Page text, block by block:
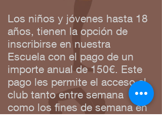
Los niños y jóvenes hasta 18
años, tienen la opción de
inscribirse en nuestra
Escuela con el pago de un
importe anual de 150€. Este
pago les permite el acceso al
club tanto entre semana
como los fines de semana en